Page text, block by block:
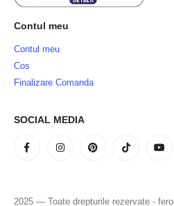
Contul meu
Contul meu
Cos
Finalizare Comanda
SOCIAL MEDIA
2025 — Toate drepturile rezervate -